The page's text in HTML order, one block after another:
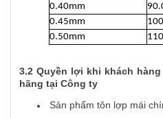
0.40mm
0.45mm
0.50mm
3.2 Quyền lợi khi khách
hãng tại Công ty
Sản phẩm tôn lợp mái